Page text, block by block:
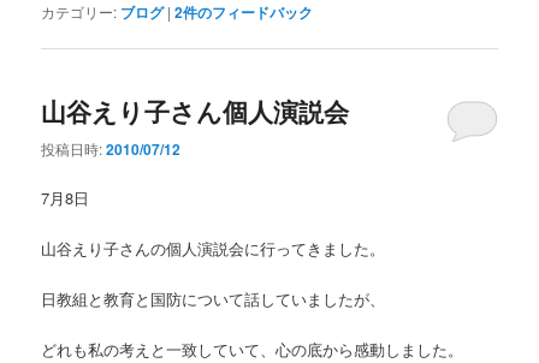
カテゴリー: ブログ |2件のフィードバック
山谷えり子さん個人演説会
投稿日時:2010/07/12
7月8日
山谷えり子さんの個人演説会に行ってきました。
日教組と教育と国防について話していましたが、
どれも私の考えと一致していて、心の底から感動しました。